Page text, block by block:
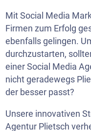
Mit Social Media
Firmen zum Erfolg
ebenfalls gelingen.
durchzustarten,
einer Social Media
nicht geradewegs
der besser passt?
Unsere innovativen
Agentur Plietsch